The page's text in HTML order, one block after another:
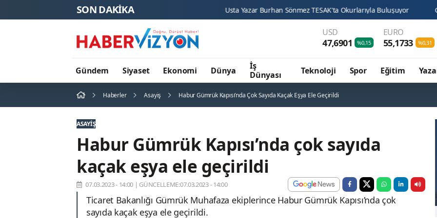
SON DAKİKA Usta Yazar Burhan Sönmez TESAK'ta Okurlarıyla Buluşuyor Genç
USD
47,6901 %0,15
EURO
55,1733 %0,31
Gündem Siyaset Ekonomi Dünya
İş
Dünyası
Teknoloji Spor Eğitim
Haberler Asayiş Habur Gümrük Kapısı’nda Çok Sayıda Kaçak Eşya Ele Geçirildi
ASAYIŞ
Habur Gümrük Kapısı’nda çok sayıda
kaçak eşya ele geçirildi
07.03.2023 - 14:00 | GÜNCELLEME:07.03.2023 - 14:00
Ticaret Bakanlığı Gümrük Muhafaza ekiplerince Habur Gümrük Kapısı’nda çok
sayıda kaçak eşya ele geçirildi.